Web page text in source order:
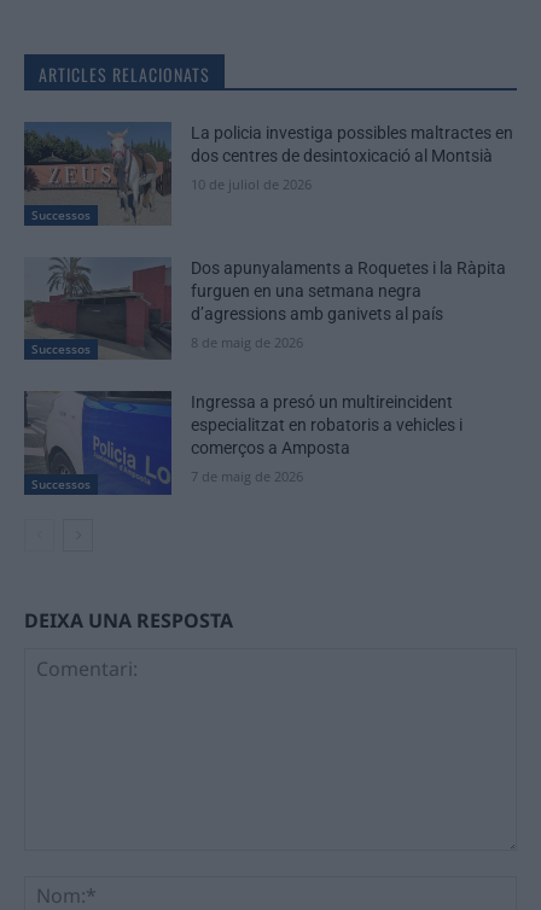
ARTICLES RELACIONATS
Successos
La policia investiga possibles maltractes en
dos centres de desintoxicació al Montsià
10 de juliol de 2026
Successos
Dos apunyalaments a Roquetes i la Ràpita
furguen en una setmana negra
d’agressions amb ganivets al país
8 de maig de 2026
Successos
Ingressa a presó un multireincident
especialitzat en robatoris a vehicles i
comerços a Amposta
7 de maig de 2026
DEIXA UNA RESPOSTA